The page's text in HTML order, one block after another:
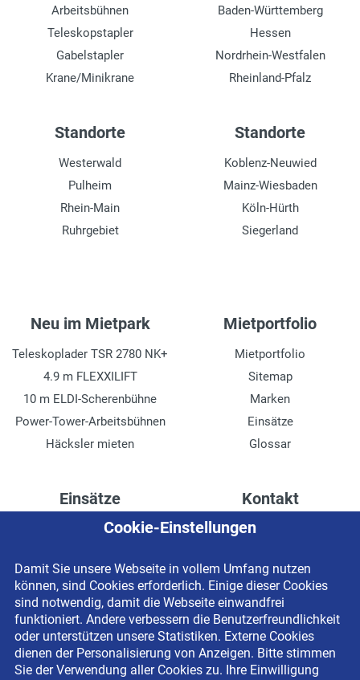
Arbeitsbühnen
Teleskopstapler
Gabelstapler
Krane/Minikrane
Baden-Württemberg
Hessen
Nordrhein-Westfalen
Rheinland-Pfalz
Standorte
Westerwald
Pulheim
Rhein-Main
Ruhrgebiet
Standorte
Koblenz-Neuwied
Mainz-Wiesbaden
Köln-Hürth
Siegerland
Neu im Mietpark
Teleskoplader TSR 2780 NK+
4.9 m FLEXXILIFT
10 m ELDI-Scherenbühne
Power-Tower-Arbeitsbühnen
Häcksler mieten
Mietportfolio
Mietportfolio
Sitemap
Marken
Einsätze
Glossar
Einsätze
Höhenzugang für
Drainage verlegen
Fassadenreinigung
Terrasse anlegen
Ladenbau
Kontakt
Kontaktformular
Impressum
Datenschutzerklärung
Newsletter-Anmeldung
Cookie-Einstellungen
Damit Sie unsere Webseite in vollem Umfang nutzen
können, sind Cookies erforderlich. Einige dieser Cookies
sind notwendig, damit die Webseite einwandfrei
funktioniert. Andere verbessern die Benutzerfreundlichkeit
oder unterstützen unsere Statistiken. Externe Cookies
dienen der Personalisierung von Anzeigen. Bitte stimmen
Sie der Verwendung aller Cookies zu. Ihre Einwilligung